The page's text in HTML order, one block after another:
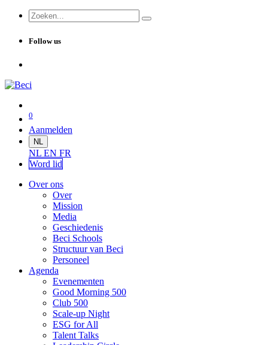
Follow us
0
Aanmelden
NL
NL EN FR
Word lid
Over ons
Over
Mission
Media
Geschiedenis
Beci Schools
Structuur van Beci
Personeel
Agenda
Evenementen
Good Morning 500
Club 500
Scale-up Night
ESG for All
Talent Talks